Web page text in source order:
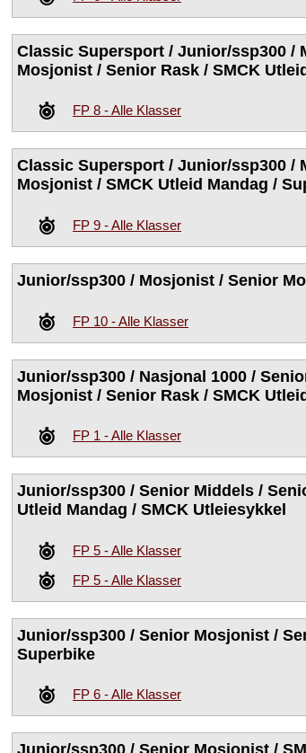
Classic Supersport / Junior/ssp300 /
Mosjonist / Senior Rask / SMCK
FP 8 - Alle Klasser
Classic Supersport / Junior/ssp300 /
Mosjonist / SMCK Utleid Mandag /
FP 9 - Alle Klasser
Junior/ssp300 / Mosjonist / Senior
FP 10 - Alle Klasser
Junior/ssp300 / Nasjonal 1000 /
Mosjonist / Senior Rask / SMCK
FP 1 - Alle Klasser
Junior/ssp300 / Senior Middels /
Utleid Mandag / SMCK Utleiesykkel
FP 5 - Alle Klasser
FP 5 - Alle Klasser
Junior/ssp300 / Senior Mosjonist /
Superbike
FP 6 - Alle Klasser